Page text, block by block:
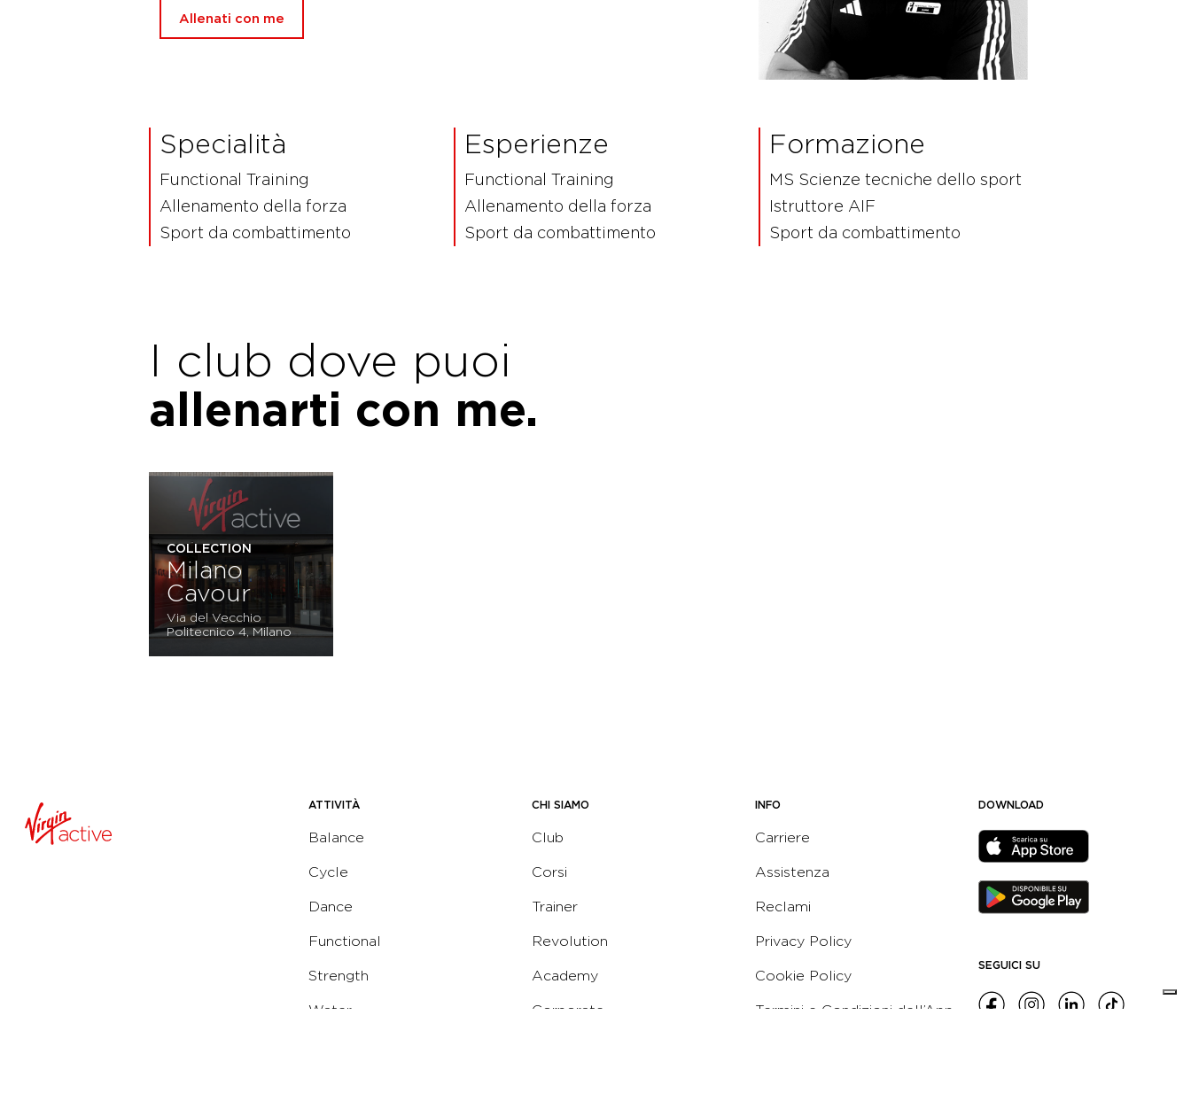
Allenati con me
Specialità
Functional Training
Allenamento della forza
Sport da combattimento
Esperienze
Functional Training
Allenamento della forza
Sport da combattimento
Formazione
MS Scienze tecniche dello sport
Istruttore AIF
Sport da combattimento
I club dove puoi
allenarti con me.
COLLECTION
Milano
Cavour
Via del Vecchio
Politecnico 4, Milano
ATTIVITÀ
Balance
Cycle
Dance
Functional
Strength
Water
CHI SIAMO
Club
Corsi
Trainer
Revolution
Academy
Corporate
INFO
Carriere
Assistenza
Reclami
Privacy Policy
Cookie Policy
Termini e Condizioni dell’App
DOWNLOAD
SEGUICI SU